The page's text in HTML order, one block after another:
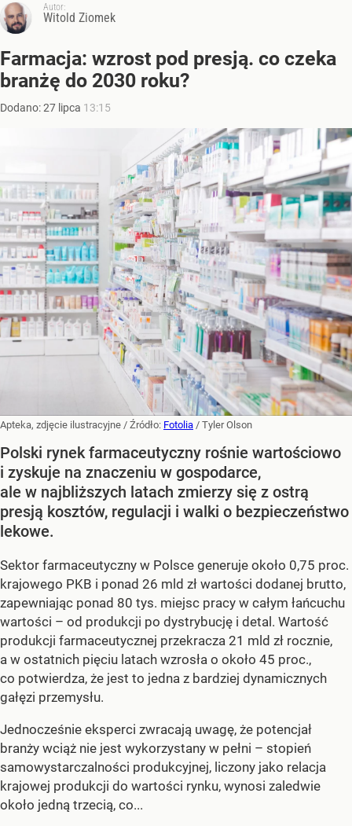
Autor:
Witold Ziomek
Farmacja: wzrost pod presją. co czeka
branżę do 2030 roku?
Dodano:27 lipca 13:15
Apteka, zdjęcie ilustracyjne / Źródło: Fotolia / Tyler Olson
Polski rynek farmaceutyczny rośnie wartościowo
i zyskuje na znaczeniu w gospodarce,
ale w najbliższych latach zmierzy się z ostrą
presją kosztów, regulacji i walki o bezpieczeństwo
lekowe.
Sektor farmaceutyczny w Polsce generuje około 0,75 proc.
krajowego PKB i ponad 26 mld zł wartości dodanej brutto,
zapewniając ponad 80 tys. miejsc pracy w całym łańcuchu
wartości – od produkcji po dystrybucję i detal. Wartość
produkcji farmaceutycznej przekracza 21 mld zł rocznie,
a w ostatnich pięciu latach wzrosła o około 45 proc.,
co potwierdza, że jest to jedna z bardziej dynamicznych
gałęzi przemysłu.
Jednocześnie eksperci zwracają uwagę, że potencjał
branży wciąż nie jest wykorzystany w pełni – stopień
samowystarczalności produkcyjnej, liczony jako relacja
krajowej produkcji do wartości rynku, wynosi zaledwie
około jedną trzecią, co...